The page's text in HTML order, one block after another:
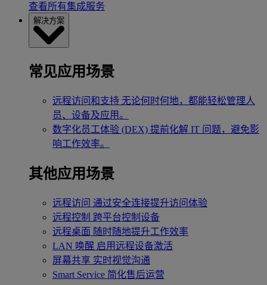
查看所有集成服务
解决方案
常见应用场景
远程访问和支持 无论何时何地，都能轻松管理人
员、设备及应用。
数字化员工体验 (DEX) 提前化解 IT 问题，避免影
响工作效率。
其他应用场景
远程访问 通过安全连接提升访问体验
远程控制 跨平台控制设备
远程桌面 随时随地提升工作效率
LAN 唤醒 启用远程设备激活
屏幕共享 实时视觉沟通
Smart Service 简化售后运营